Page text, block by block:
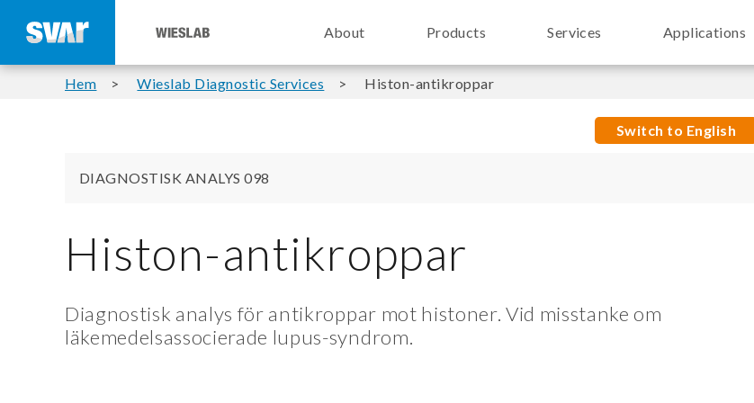
About Products Services Applications
Hem Wieslab Diagnostic Services Histon-antikroppar
Switch to English
DIAGNOSTISK ANALYS 098
Histon-antikroppar
Diagnostisk analys för antikroppar mot histoner. Vid misstanke om
läkemedelsassocierade lupus-syndrom.